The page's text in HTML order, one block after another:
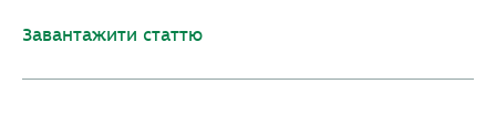
Завантажити статтю